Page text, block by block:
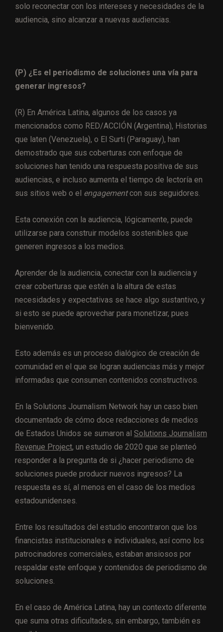
solo reconectar con los intereses y necesidades de la
audiencia, sino alcanzar a nuevas audiencias.
(P) ¿Es el periodismo de soluciones una vía para
generar ingresos?
(R) En América Latina, algunos de los casos ya
mencionados como RED/ACCIÓN (Argentina), Historias
que laten (Venezuela), o El Surti (Paraguay), han
demostrado que sus coberturas con enfoque de
soluciones han tenido una respuesta positiva de sus
audiencias, e incluso aumenta el tiempo de lectoría en
sus sitios web o el engagementcon sus seguidores.
Esta conexión con la audiencia, lógicamente, puede
utilizarse para construir modelos sostenibles que
generen ingresos a los medios.
Aprender de la audiencia, conectar con la audiencia y
crear coberturas que estén a la altura de estas
necesidades y expectativas se hace algo sustantivo, y
si esto se puede aprovechar para monetizar, pues
bienvenido.
Esto además es un proceso dialógico de creación de
comunidad en el que se logran audiencias más y mejor
informadas que consumen contenidos constructivos.
En la Solutions Journalism Network hay un caso bien
documentado de cómo doce redacciones de medios
de Estados Unidos se sumaron al Solutions Journalism
Revenue Project, un estudio de 2020 que se planteó
responder a la pregunta de si ¿hacer periodismo de
soluciones puede producir nuevos ingresos? La
respuesta es sí, al menos en el caso de los medios
estadounidenses.
Entre los resultados del estudio encontraron que los
financistas institucionales e individuales, así como los
patrocinadores comerciales, estaban ansiosos por
respaldar este enfoque y contenidos de periodismo de
soluciones.
En el caso de América Latina, hay un contexto diferente
que suma otras dificultades, sin embargo, también es